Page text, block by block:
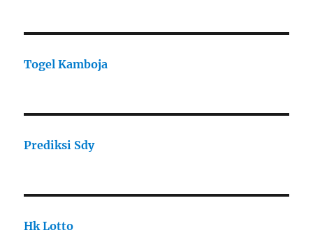
Togel Kamboja
Prediksi Sdy
Hk Lotto